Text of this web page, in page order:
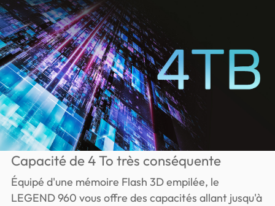
Capacité de 4 To très conséquente
Équipé d'une mémoire Flash 3D empilée, le
LEGEND 960 vous offre des capacités allant jusqu'à